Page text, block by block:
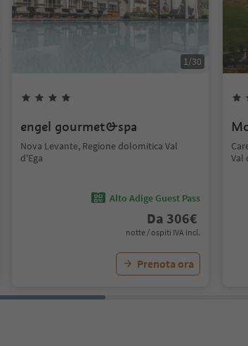
1/30
engel gourmet&spa
Nova Levante, Regione dolomitica Val
d'Ega
Alto Adige Guest Pass
Da 306€
notte / ospiti IVA incl.
Prenota ora
Val